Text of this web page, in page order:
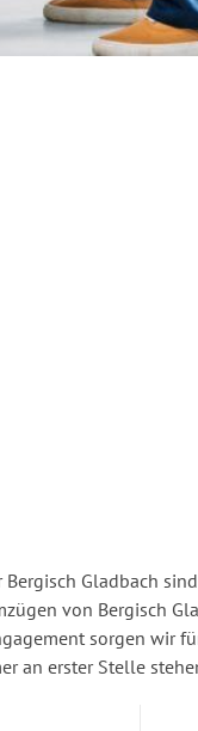
Bergisch Gladbach
von Bergisch
sorgen wir
an erster Stelle